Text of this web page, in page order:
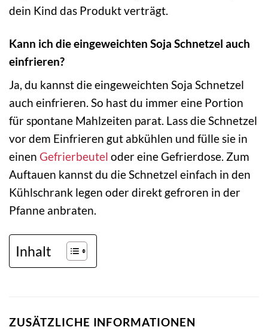
dein Kind das Produkt verträgt.
Kann ich die eingeweichten Soja Schnetzel auch
einfrieren?
Ja, du kannst die eingeweichten Soja Schnetzel
auch einfrieren. So hast du immer eine Portion
für spontane Mahlzeiten parat. Lass die Schnetzel
vor dem Einfrieren gut abkühlen und fülle sie in
einen Gefrierbeutel oder eine Gefrierdose. Zum
Auftauen kannst du die Schnetzel einfach in den
Kühlschrank legen oder direkt gefroren in der
Pfanne anbraten.
Inhalt
ZUSÄTZLICHE INFORMATIONEN